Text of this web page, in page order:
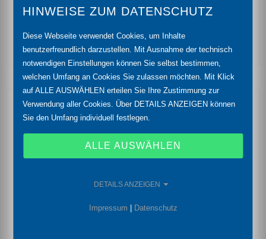
Trennmembrane Keramik Al2O3 (99,9 %)
hohe Medienbeständigkeit
Optionale Merkmale
Ex-Ausführung (Temperaturklasse T4)
Ex ia = eigensicher für Gase und Staub
HINWEISE ZUM DATENSCHUTZ
Diese Webseite verwendet Cookies, um Inhalte
benutzerfreundlich darzustellen. Mit Ausnahme der technisch
notwendigen Einstellungen können Sie selbst bestimmen,
welchen Umfang an Cookies Sie zulassen möchten. Mit Klick
auf ALLE AUSWÄHLEN erteilen Sie Ihre Zustimmung zur
Verwendung aller Cookies. Über DETAILS ANZEIGEN können
Sie den Umfang individuell festlegen.
ALLE AUSWÄHLEN
DETAILS ANZEIGEN
Impressum | Datenschutz